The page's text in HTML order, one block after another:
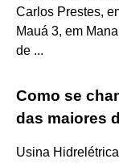
Carlos Prestes,
Mauá 3, em
de ...
Como se
das maiores
Usina